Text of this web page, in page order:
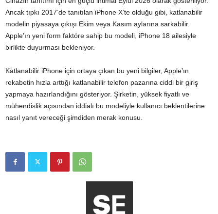
Ancak tıpkı 2017’de tanıtılan iPhone X’te olduğu gibi, katlanabilir
modelin piyasaya çıkışı Ekim veya Kasım aylarına sarkabilir.
Apple’ın yeni form faktöre sahip bu modeli, iPhone 18 ailesiyle
birlikte duyurması bekleniyor.
Katlanabilir iPhone için ortaya çıkan bu yeni bilgiler, Apple’ın
rekabetin hızla arttığı katlanabilir telefon pazarına ciddi bir giriş
yapmaya hazırlandığını gösteriyor. Şirketin, yüksek fiyatlı ve
mühendislik açısından iddialı bu modeliyle kullanıcı beklentilerine
nasıl yanıt vereceği şimdiden merak konusu.